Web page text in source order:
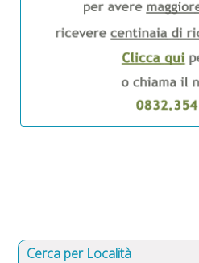
Cerca per Località